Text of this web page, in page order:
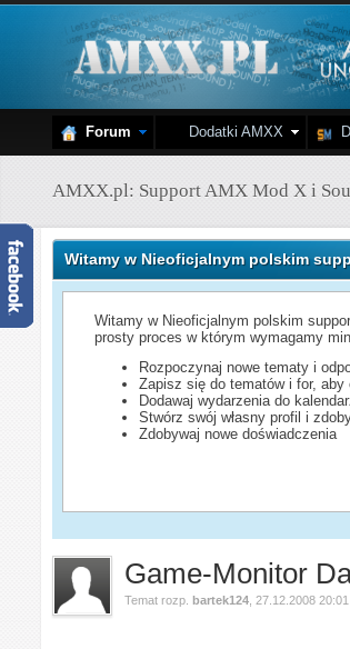
Forum Dodatki AMXX
AMXX.pl: Support AMX Mod X i
Witamy w Nieoficjalnym polskim
Witamy w Nieoficjalnym polskim
prosty proces w którym wymagamy
Rozpoczynaj nowe tematy i
Zapisz się do tematów i for,
Dodawaj wydarzenia do
Stwórz swój własny profil i
Zdobywaj nowe doświadczenia
Game-Monitor
Temat rozp. bartek124 27.12.2008 20:01